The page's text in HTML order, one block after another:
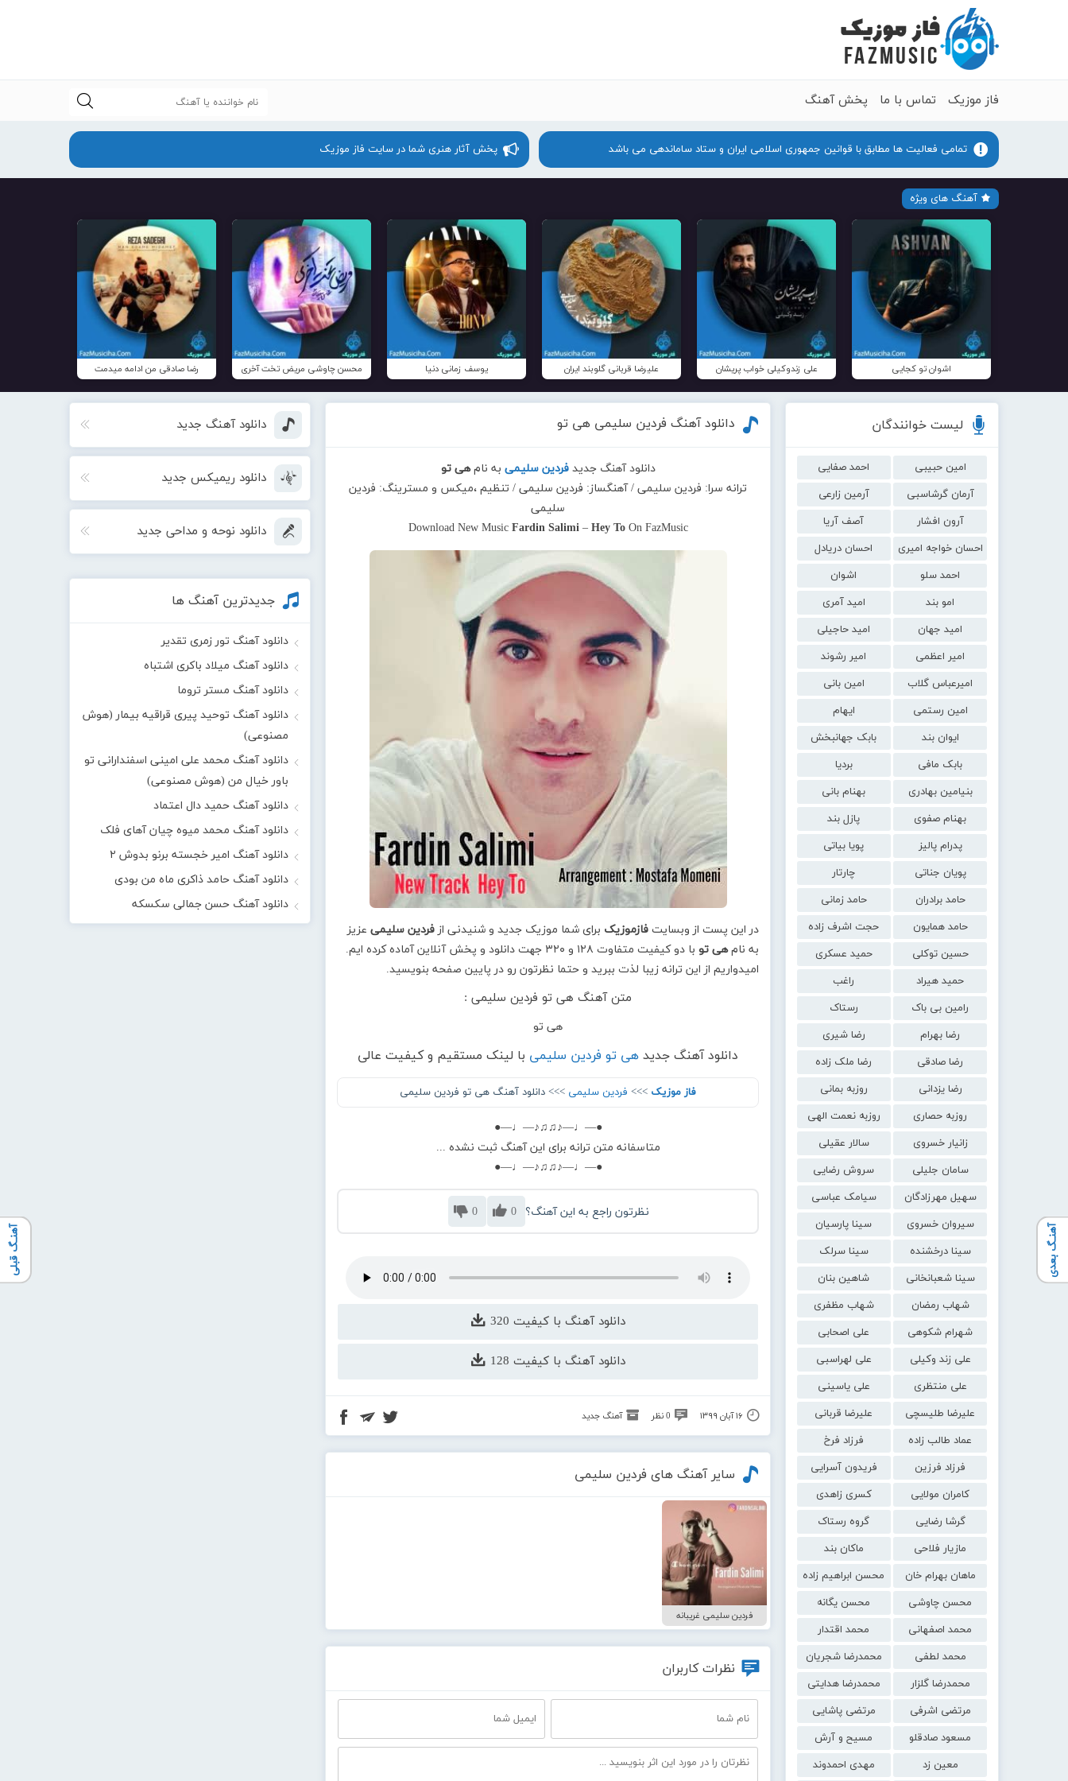
فاز موزیک تماس با ما پخش آهنگ
تمامی فعالیت ها مطابق با قوانین جمهوری اسلامی ایران و ستاد ساماندهی می باشد پخش آثار هنری شما در سایت فاز موزیک
آهنگ های ویژه
اشوان تو کجایی علی زندوکیلی خواب پریشان علیرضا قربانی گلوبند ایران یوسف زمانی دنیا محسن چاوشی مریض تخت آخری رضا صادقی من ادامه میدمت
لیست خوانندگان
امین حبیبی
احمد صفایی
آرمان گرشاسبی
آرمین زارعی
آرون افشار
آصف آریا
احسان خواجه امیری
احسان دریادل
احمد سلو
اشوان
امو بند
امید آمری
امید جهان
امید حاجیلی
امیر اعظمی
امیر رشوند
امیرعباس گلاب
امین بانی
امین رستمی
ایهام
ایوان بند
بابک جهانبخش
بابک مافی
بردیا
بنیامین بهادری
بهنام بانی
بهنام صفوی
پازل بند
پدرام پالیز
پویا بیاتی
پویان جناتی
چارتار
حامد برادران
حامد زمانی
حامد همایون
حجت اشرف زاده
حسین توکلی
حمید عسکری
حمید هیراد
راغب
رامین بی باک
رستاک
رضا بهرام
رضا شیری
رضا صادقی
رضا ملک زاده
رضا یزدانی
روزبه بمانی
روزبه حصاری
روزبه نعمت الهی
زانیار خسروی
سالار عقیلی
سامان جلیلی
سروش رضایی
سهیل مهرزادگان
سیامک عباسی
سیروان خسروی
سینا پارسیان
سینا درخشنده
سینا سرلک
سینا شعبانخانی
شاهین بنان
شهاب رمضان
شهاب مظفری
شهرام شکوهی
علی اصحابی
علی زند وکیلی
علی لهراسبی
علی منتظری
علی یاسینی
علیرضا طلیسچی
علیرضا قربانی
عماد طالب زاده
فرزاد فرخ
فرزاد فرزین
فریدون آسرایی
کامران مولایی
کسری زاهدی
گرشا رضایی
گروه رستاک
مازیار فلاحی
ماکان بند
ماهان بهرام خان
محسن ابراهیم زاده
محسن چاوشی
محسن یگانه
محمد اصفهانی
محمد اقتدار
محمد لطفی
محمدرضا شجریان
محمدرضا گلزار
محمدرضا هدایتی
مرتضی اشرفی
مرتضی پاشایی
مسعود صادقلو
مسیح و آرش
معین زد
مهدی احمدوند
دانلود آهنگ فردین سلیمی هی تو
دانلود آهنگ جدیدفردین سلیمی به نامهی تو
ترانه سرا: فردین سلیمی / آهنگساز: فردین سلیمی / تنظیم ،میکس و مسترینگ: فردین
سلیمی
Download New Music Fardin Salimi– Hey ToOn FazMusic
در این پست از وبسایت فازموزیک برای شما موزیک جدید و شنیدنی از فردین سلیمیعزیز
به نامهی تو
با دو کیفیت متفاوت ۱۲۸ و ۳۲۰ جهت دانلود و پخش آنلاین آماده کرده ایم.
امیدواریم از این ترانه زیبا لذت ببرید و حتما نظرتون رو در پایین صفحه بنویسید.
متن آهنگ هی تو فردین سلیمی :
هی تو
دانلود آهنگ جدید هی تو فردین سلیمی با لینک مستقیم و کیفیت عالی
فاز موزیک >>> فردین سلیمی >>> دانلود آهنگ هی تو فردین سلیمی
●—♩—♪♫♫♪—♩—●
متاسفانه متن ترانه برای این آهنگ ثبت نشده ...
●—♩—♪♫♫♪—♩—●
نظرتون راجع به این آهنگ؟ 0
0
دانلود آهنگ با کیفیت 320
دانلود آهنگ با کیفیت 128
۱۶ آبان ۱۳۹۹ 0 نظر آهنگ جدید
آهنـگ بعدی آهنـگ قبلی
سایر آهنگ های فردین سلیمی
فردین سلیمی غریبانه
نظرات کاربران
دانلود آهنگ جدید
دانلود ریمیکس جدید
دانلود نوحه و مداحی جدید
جدیدترین آهنگ ها
دانلود آهنگ تور زمری تقدیر
دانلود آهنگ میلاد باکری اشتباه
دانلود آهنگ مستر تروما
دانلود آهنگ توحید پیری قراقیه بیمار (هوش
مصنوعی)
دانلود آهنگ محمد علی امینی اسفندارانی تو
باور خیال من (هوش مصنوعی)
دانلود آهنگ حمید دال اعتماد
دانلود آهنگ محمد میوه چیان آهای فلک
دانلود آهنگ امیر خجسته برنو بدوش ۲
دانلود آهنگ حامد ذاکری ماه من بودی
دانلود آهنگ حسن جمالی سکسکه